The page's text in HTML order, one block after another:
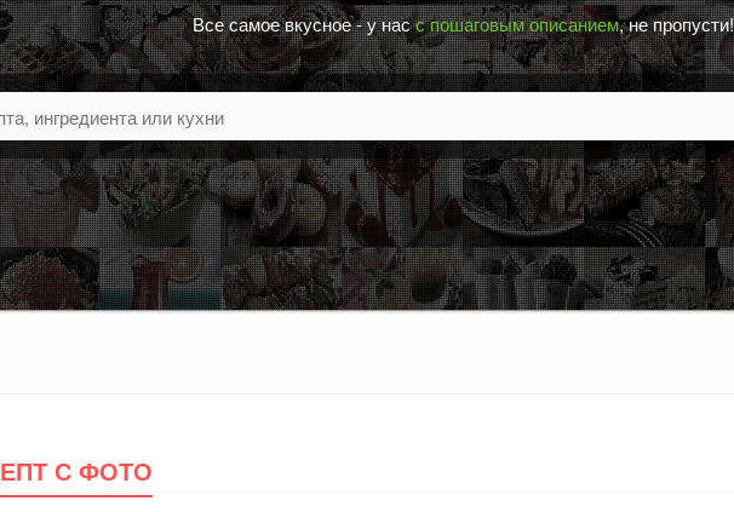
Все самое вкусное - у насс пошаговым описанием, не пропусти!
С ФОТО